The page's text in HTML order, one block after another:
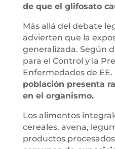
de que el glifosato
Más allá del debate
advierten que la
generalizada. Según
para el Control y la
Enfermedades de EE.
población presenta
en el organismo.
Los alimentos
cereales, avena,
productos procesados